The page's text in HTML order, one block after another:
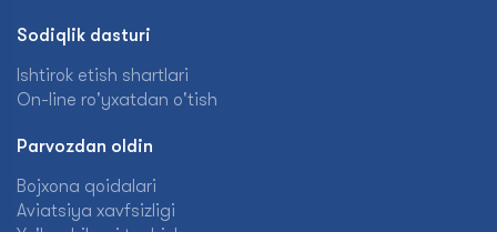
Sodiqlik dasturi
Ishtirok etish shartlari
On-line ro'yxatdan o'tish
Parvozdan oldin
Bojxona qoidalari
Aviatsiya xavfsizligi